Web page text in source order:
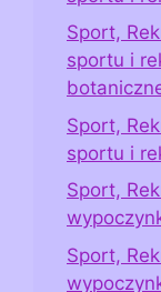
Sport,
sportu i
Sport,
sportu i
Sport,
Sport,